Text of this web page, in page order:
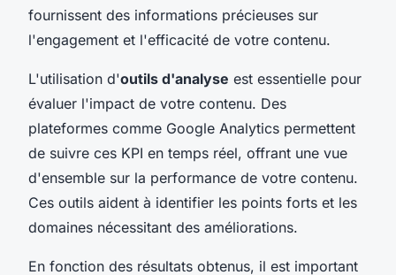
fournissent des informations précieuses sur
l'engagement et l'efficacité de votre contenu.
L'utilisation d'outils d'analyse est essentielle pour
évaluer l'impact de votre contenu. Des
plateformes comme Google Analytics permettent
de suivre ces KPI en temps réel, offrant une vue
d'ensemble sur la performance de votre contenu.
Ces outils aident à identifier les points forts et les
domaines nécessitant des améliorations.
En fonction des résultats obtenus, il est important